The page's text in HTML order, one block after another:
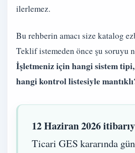
ilerlemez.
Bu rehberin amacı size katalog
Teklif istemeden önce şu soruyu
İşletmeniz için hangi sistem
hangi kontrol listesiyle
12 Haziran 2026
Ticari GES kararında